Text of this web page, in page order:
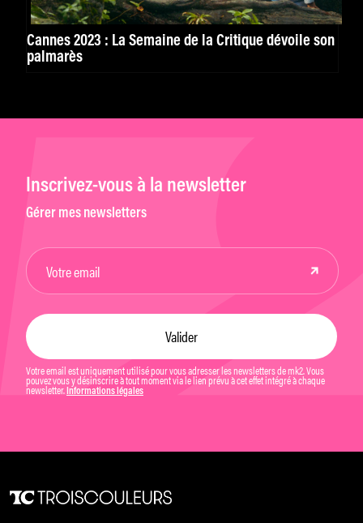
Cannes 2023 : La Semaine de la Critique dévoile son
palmarès
Inscrivez-vous à la newsletter
Gérer mes newsletters
Votre email est uniquement utilisé pour vous adresser les newsletters de mk2. Vous
pouvez vous y désinscrire à tout moment via le lien prévu à cet effet intégré à chaque
newsletter. Informations légales